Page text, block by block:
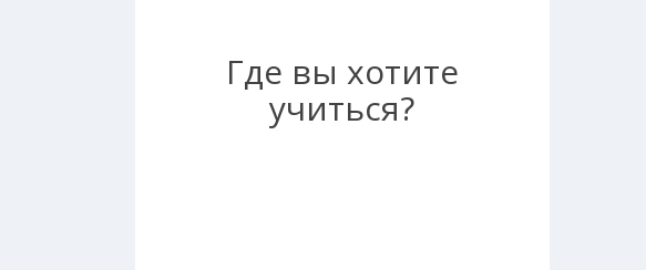
Где вы хотите
учиться?